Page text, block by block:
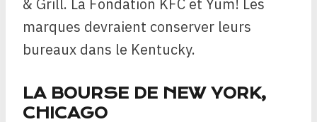
& Grill. La Fondation KFC et Yum! Les
marques devraient conserver leurs
bureaux dans le Kentucky.
LA BOURSE DE NEW YORK,
CHICAGO